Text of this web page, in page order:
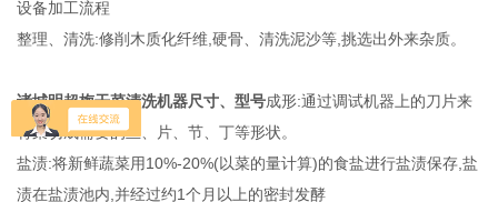
设备加工流程
整理、清洗:修削木质化纤维,硬骨、清洗泥沙等,挑选出外来杂质。
诸城明超梅干菜清洗机器尺寸、型号成形:通过调试机器上的刀片来
将菜切成需要的丝、片、节、丁等形状。
盐渍:将新鲜蔬菜用10%-20%(以菜的量计算)的食盐进行盐渍保存,盐
渍在盐渍池内,并经过约1个月以上的密封发酵